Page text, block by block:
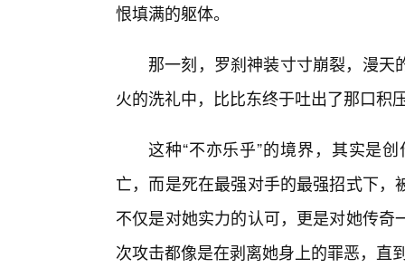
恨填满的躯体。
那一刻，罗刹神装寸寸崩裂，漫
火的洗礼中，比比东终于吐出了那口积
这种“不亦乐乎”的境界，其实是
亡，而是死在最强对手的最强招式下
不仅是对她实力的认可，更是对她传
次攻击都像是在剥离她身上的罪恶，直